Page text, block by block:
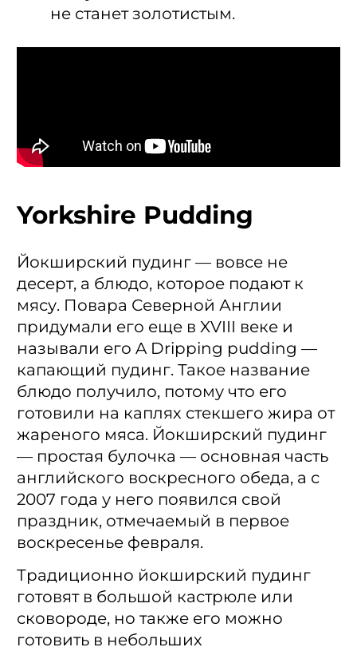
не станет золотистым.
Yorkshire Pudding
Йокширский пудинг — вовсе не
десерт, а блюдо, которое подают к
мясу. Повара Северной Англии
придумали его еще в XVIII веке и
называли его A Dripping pudding —
капающий пудинг. Такое название
блюдо получило, потому что его
готовили на каплях стекшего жира от
жареного мяса. Йокширский пудинг
— простая булочка — основная часть
английского воскресного обеда, а с
2007 года у него появился свой
праздник, отмечаемый в первое
воскресенье февраля.
Традиционно йокширский пудинг
готовят в большой кастрюле или
сковороде, но также его можно
готовить в небольших